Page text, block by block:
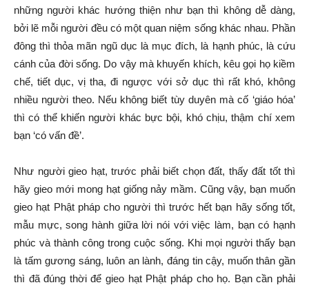
những người khác hướng thiện như bạn thì không dễ dàng,
bởi lẽ mỗi người đều có một quan niệm sống khác nhau. Phần
đông thì thỏa mãn ngũ dục là mục đích, là hạnh phúc, là cứu
cánh của đời sống. Do vậy mà khuyến khích, kêu gọi họ kiềm
chế, tiết dục, vị tha, đi ngược với sở dục thì rất khó, không
nhiều người theo. Nếu không biết tùy duyên mà cố ‘giáo hóa’
thì có thể khiến người khác bực bội, khó chịu, thậm chí xem
bạn ‘có vấn đề’.
Như người gieo hạt, trước phải biết chọn đất, thấy đất tốt thì
hãy gieo mới mong hạt giống nảy mầm. Cũng vậy, bạn muốn
gieo hạt Phật pháp cho người thì trước hết bạn hãy sống tốt,
mẫu mực, song hành giữa lời nói với việc làm, bạn có hạnh
phúc và thành công trong cuộc sống. Khi mọi người thấy bạn
là tấm gương sáng, luôn an lành, đáng tin cậy, muốn thân gần
thì đã đúng thời để gieo hạt Phật pháp cho họ. Bạn cần phải